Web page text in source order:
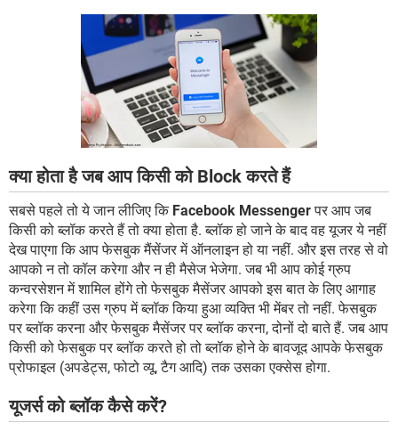
क्या होता है जब आप किसी को Block करते हैं
सबसे पहले तो ये जान लीजिए कि Facebook Messengerपर आप जब
किसी को ब्लॉक करते हैं तो क्या होता है. ब्लॉक हो जाने के बाद वह यूजर ये नहीं
देख पाएगा कि आप फेसबुक मैंसेंजर में ऑनलाइन हो या नहीं. और इस तरह से वो
आपको न तो कॉल करेगा और न ही मैसेज भेजेगा. जब भी आप कोई ग्रुप
कन्वरसेशन में शामिल होंगे तो फेसबुक मैसेंजर आपको इस बात के लिए आगाह
करेगा कि कहीं उस ग्रुप में ब्लॉक किया हुआ व्यक्ति भी मेंबर तो नहीं. फेसबुक
पर ब्लॉक करना और फेसबुक मैसेंजर पर ब्लॉक करना, दोनों दो बाते हैं. जब आप
किसी को फेसबुक पर ब्लॉक करते हो तो ब्लॉक होने के बावजूद आपके फेसबुक
प्रोफाइल (अपडेट्स, फोटो व्यू, टैग आदि) तक उसका एक्सेस होगा.
यूजर्स को ब्लॉक कैसे करें?